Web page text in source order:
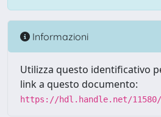
Informazioni
Utilizza questo identificativo
link a questo documento:
https://hdl.handle.net/11580/